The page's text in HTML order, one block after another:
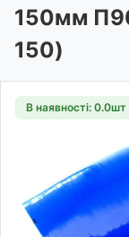
150мм
150)
В наявності: 0.0шт